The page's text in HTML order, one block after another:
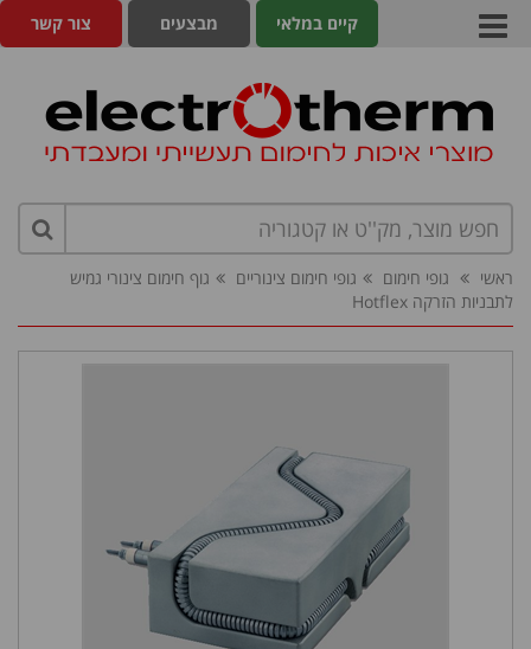
צור קשר מבצעים קיים במלאי
ראשי גופי חימום גופי חימום צינוריים
גוף חימום צינורי גמיש
לתבניות הזרקה Hotflex